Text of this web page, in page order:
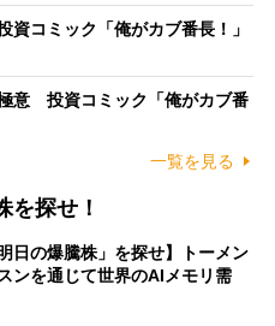
コミック「俺がカブ番長！」
意 投資コミック「俺がカブ番
一覧を見る
を探せ！
日の爆騰株」を探せ】トーメン
ンを通じて世界のAIメモリ需